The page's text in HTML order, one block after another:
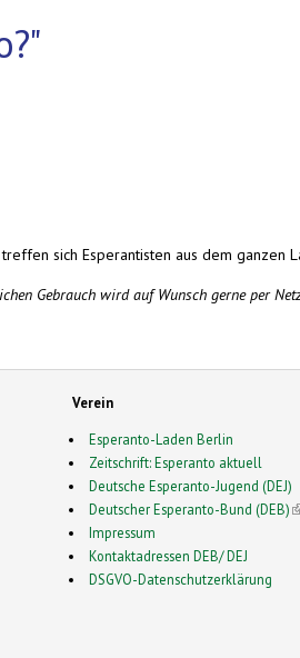
sich Esperantisten aus dem ganzen
Gebrauch wird auf Wunsch gerne per
Verein
Esperanto-Laden Berlin
Zeitschrift: Esperanto aktuell
Deutsche Esperanto-Jugend (DEJ)
Deutscher Esperanto-Bund (DEB)
Impressum
Kontaktadressen DEB/ DEJ
DSGVO-Datenschutzerklärung